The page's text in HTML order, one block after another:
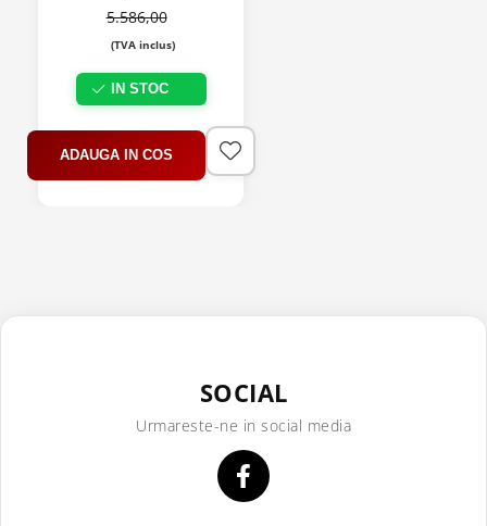
2034 Nm
5.586,00
(TVA inclus)
IN STOC
ADAUGA IN COS
SOCIAL
Urmareste-ne in social media